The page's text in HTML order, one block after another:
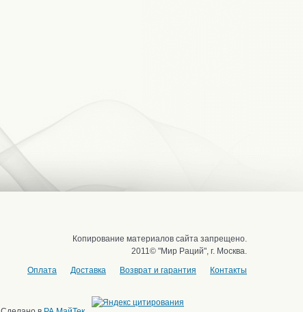
Копирование материалов сайта запрещено.
2011© "Мир Раций", г. Москва.
Оплата
Доставка Возврат и гарантия Контакты